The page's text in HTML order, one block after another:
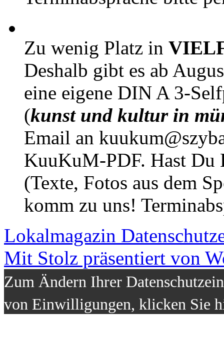
Zu wenig Platz in
Deshalb gibt es ab
eine eigene DIN A 3-
(kunst und kultur in
Email an
KuuKuM-PDF. Hast Du
(Texte, Fotos aus dem
komm zu uns!
Lokalmagazin
Mit Stolz präsentiert von
Zum Ändern Ihrer
von Einwilligungen, klicken Sie